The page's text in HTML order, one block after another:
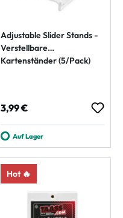
Adjustable Slider Stands -
Verstellbare
Kartenständer (5/Pack)
Regulärer Preis:
3,99 €
Auf Lager
Hot 🔥